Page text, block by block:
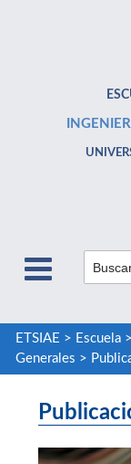
ETSIAE > Escuela>
Generales >